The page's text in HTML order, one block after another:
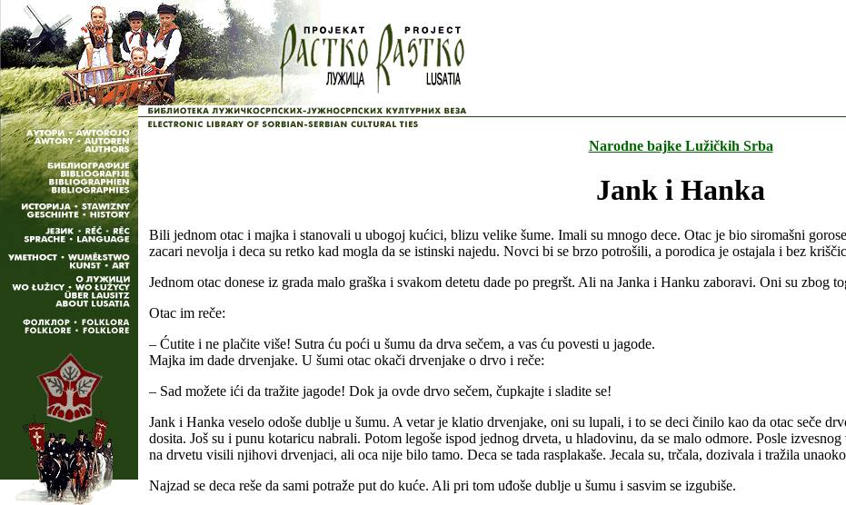
Narodne bajke Lužičkih Srba
Jank i Hanka
Bili jednom otac i majka i stanovali u ubogoj kućici, blizu velike šume. Imali su mnogo dece. Otac je bio siromašni
zacari nevolja i deca su retko kad mogla da se istinski najedu. Novci bi se brzo potrošili, a porodica je ostajala i bez
Jednom otac donese iz grada malo graška i svakom detetu dade po pregršt. Ali na Janka i Hanku zaboravi. Oni su zbog
Otac im reče:
– Ćutite i ne plačite više! Sutra ću poći u šumu da drva sečem, a vas ću povesti u jagode.
Majka im dade drvenjake. U šumi otac okači drvenjake o drvo i reče:
– Sad možete ići da tražite jagode! Dok ja ovde drvo sečem, čupkajte i sladite se!
Jank i Hanka veselo odoše dublje u šumu. A vetar je klatio drvenjake, oni su lupali, i to se deci činilo kao da otac seče
dosita. Još su i punu kotaricu nabrali. Potom legoše ispod jednog drveta, u hladovinu, da se malo odmore. Posle
na drvetu visili njihovi drvenjaci, ali oca nije bilo tamo. Deca se tada rasplakaše. Jecala su, trčala, dozivala i tražila
Najzad se deca reše da sami potraže put do kuće. Ali pri tom uđoše dublje u šumu i sasvim se izgubiše.